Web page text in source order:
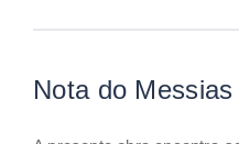
Nota do Messias